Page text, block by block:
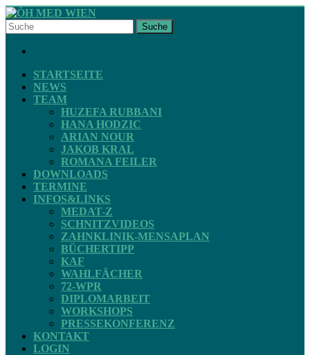
Skip
to
content
ÖH
MED
WIEN
ZAHNMEDIZIN
Suche
STARTSEITE
NEWS
TEAM
HUZEFA RUBBANI
HANA HODZIC
ARIAN NOUR
JAKOB KRAL
ROMANA FEILER
DOWNLOADS
TERMINE
INFOS&LINKS
MEDAT-Z
SCHNITZVIDEOS
ZAHNKLINIK-MENSAPLAN
BÜCHERTIPP
KAF
WAHLFÄCHER
72-WPR
DIPLOMARBEIT
WORKSHOPS
PRESSEKONFERENZ
KONTAKT
LOGIN